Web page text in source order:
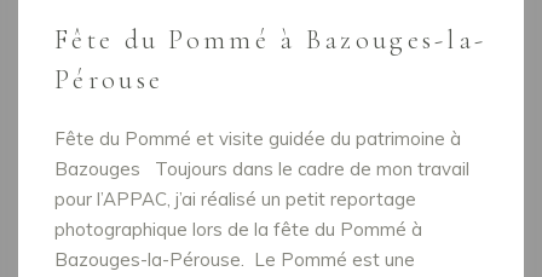
Fête du Pommé à Bazouges-la-
Pérouse
Fête du Pommé et visite guidée du patrimoine à
Bazouges Toujours dans le cadre de mon travail
pour l’APPAC, j’ai réalisé un petit reportage
photographique lors de la fête du Pommé à
Bazouges-la-Pérouse. Le Pommé est une